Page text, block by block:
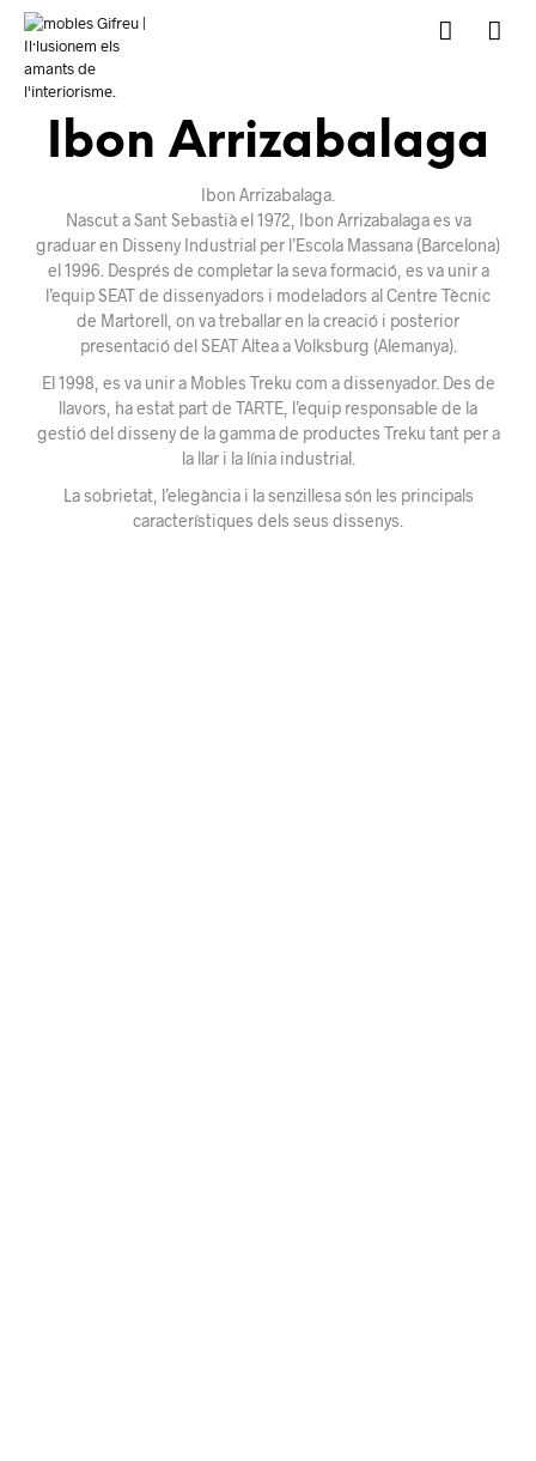
Ibon Arrizabalaga
Ibon Arrizabalaga.
Nascut a Sant Sebastià el 1972, Ibon Arrizabalaga es va
graduar en Disseny Industrial per l’Escola Massana (Barcelona)
el 1996. Després de completar la seva formació, es va unir a
l’equip SEAT de dissenyadors i modeladors al Centre Tècnic
de Martorell, on va treballar en la creació i posterior
presentació del SEAT Altea a Volksburg (Alemanya).
El 1998, es va unir a Mobles Treku com a dissenyador. Des de
llavors, ha estat part de TARTE, l’equip responsable de la
gestió del disseny de la gamma de productes Treku tant per a
la llar i la línia industrial.
La sobrietat, l’elegància i la senzillesa són les principals
característiques dels seus dissenys.